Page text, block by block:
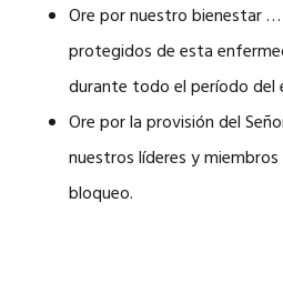
Ore por nuestro bienestar
protegidos de esta
durante todo el período del
Ore por la provisión del
nuestros líderes y
bloqueo.